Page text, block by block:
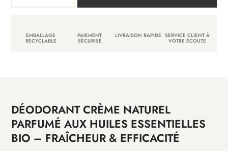
fraîche
EMBALLAGE
RECYCLABLE
PAIEMENT
SÉCURISÉ
LIVRAISON RAPIDE SERVICE CLIENT À
VOTRE ÉCOUTE
DÉODORANT CRÈME NATUREL
PARFUMÉ AUX HUILES ESSENTIELLES
BIO – FRAÎCHEUR & EFFICACITÉ